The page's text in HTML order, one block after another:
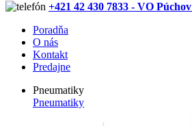
+421 42 430 7833 - VO Púchov
Poradňa
O nás
Kontakt
Predajne
Pneumatiky
Pneumatiky